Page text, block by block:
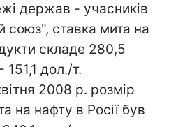
держав - учасників
союз", ставка мита на
складе 280,5
151,1 дол./т.
2008 р. розмір
на нафту в Росії був